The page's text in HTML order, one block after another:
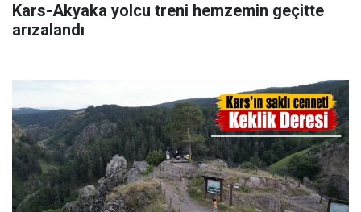
Kars-Akyaka yolcu treni hemzemin geçitte
arızalandı